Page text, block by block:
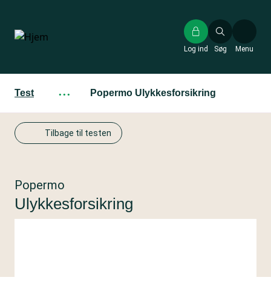
hovedindhold
Søg
Log ind Menu
Test ··· Popermo Ulykkesforsikring
Tilbage til testen
Popermo
Ulykkesforsikring